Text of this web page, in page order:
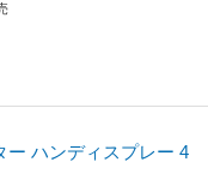
ー ハンディスプレー 4